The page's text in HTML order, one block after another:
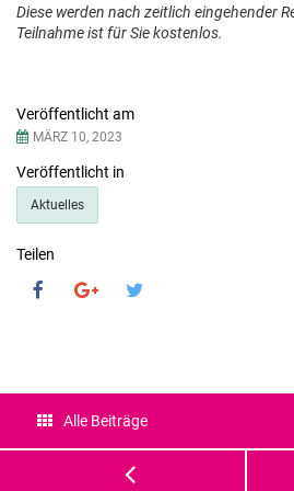
Diese werden nach zeitlich eingehender
Teilnahme ist für Sie kostenlos.
Details
Veröffentlicht am
MÄRZ 10, 2023
Veröffentlicht in
Aktuelles
Teilen
Alle Beiträge